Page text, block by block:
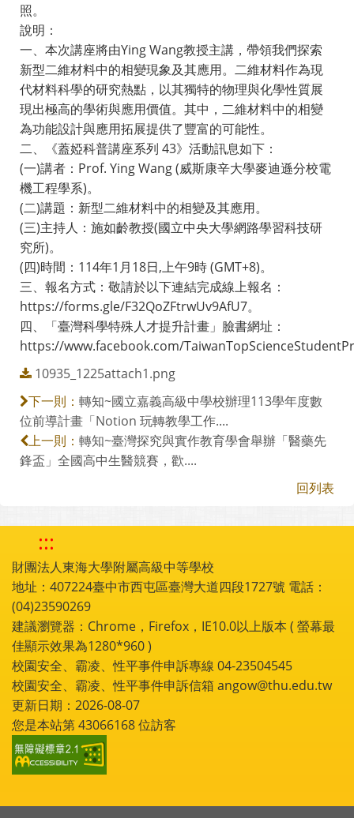
照。
說明：
一、本次講座將由Ying Wang教授主講，帶領我們探索
新型二維材料中的相變現象及其應用。二維材料作為現
代材料科學的研究熱點，以其獨特的物理與化學性質展
現出極高的學術與應用價值。其中，二維材料中的相變
為功能設計與應用拓展提供了豐富的可能性。
二、《蓋婭科普講座系列 43》活動訊息如下：
(一)講者：Prof. Ying Wang (威斯康辛大學麥迪遜分校電
機工程學系)。
(二)講題：新型二維材料中的相變及其應用。
(三)主持人：施如齡教授(國立中央大學網路學習科技研
究所)。
(四)時間：114年1月18日,上午9時 (GMT+8)。
三、報名方式：敬請於以下連結完成線上報名：
https://forms.gle/F32QoZFtrwUv9AfU7。
四、「臺灣科學特殊人才提升計畫」臉書網址：
https://www.facebook.com/
10935_1225attach1.png
下一則： 轉知~國立嘉義高級中學校辦理113學年度數
位前導計畫「Notion 玩轉教學工作....
上一則： 轉知~臺灣探究與實作教育學會舉辦「醫藥先
鋒盃」全國高中生醫競賽，歡....
回列表
:::
財團法人東海大學附屬高級中等學校
地址：407224臺中市西屯區臺灣大道四段1727號 電話：
(04)23590269
建議瀏覽器：Chrome，Firefox，IE10.0以上版本 ( 螢幕最
佳顯示效果為1280*960 )
校園安全、霸凌、性平事件申訴專線 04-23504545
校園安全、霸凌、性平事件申訴信箱 angow@thu.edu.tw
更新日期：2026-08-07
您是本站第43066168位訪客